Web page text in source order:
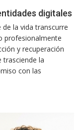
digitales
de la vida transcurre
profesionalmente
y recuperación
trasciende la
con las